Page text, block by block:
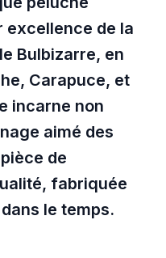
excellence de la
Bulbizarre, en
Carapuce, et
incarne non
aimé des
de
fabriquée
le temps.